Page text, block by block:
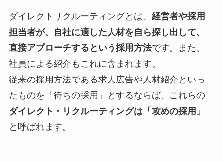
ダイレクトリクルーティングとは、 経営者や採用
担当者が、自社に適した人材を自ら探し出して、
直接アプローチするという採用方法です。また、
社員による紹介もこれに含まれます。
従来の採用方法である求人広告や人材紹介といっ
たものを「待ちの採用」とするならば、これらの
ダイレクト・リクルーティングは「攻めの採用」
と呼ばれます。